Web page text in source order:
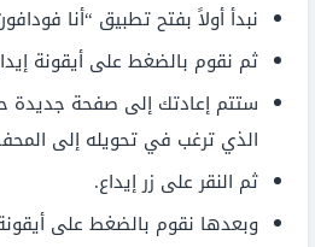
نبدأ أولاً بفتح تطبيق “أنا
ثم نقوم بالضغط على أيقونة
ستتم إعادتك إلى صفحة جديدة
الذي ترغب في تحويله إلى
ثم النقر على زر إيداع.
وبعدها نقوم بالضغط على